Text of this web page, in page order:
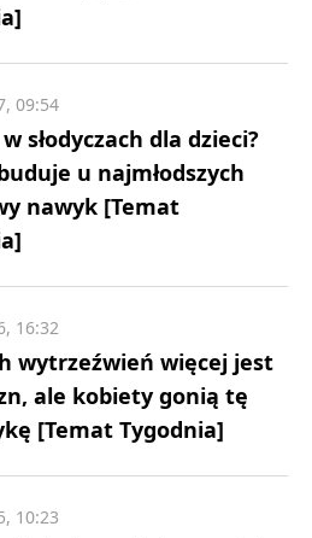
słodyczach dla dzieci?
u najmłodszych
nawyk [Temat
09:54
wytrzeźwień więcej jest
ale kobiety gonią tę
[Temat Tygodnia]
16:32
10:23